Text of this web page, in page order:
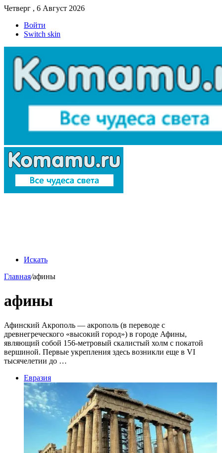
Четверг , 6 Август 2026
Войти
Switch skin
Искать
Главная/афины
афины
Афинский Акрополь — акрополь (в переводе с
древнегреческого «высокий город») в городе Афины,
являющий собой 156-метровый скалистый холм с покатой
вершиной. Первые укрепления здесь возникли еще в VI
тысячелетии до …
Евразия